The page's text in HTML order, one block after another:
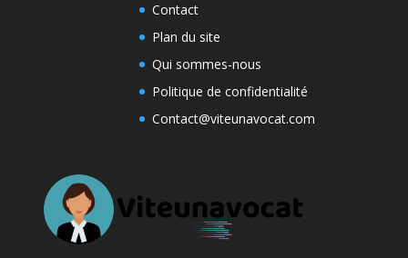
Contact
Plan du site
Qui sommes-nous
Politique de confidentialité
Contact@viteunavocat.com